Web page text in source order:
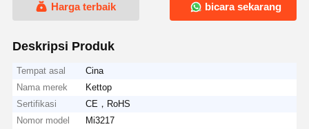
Harga terbaik bicara sekarang
Deskripsi Produk
Tempat asal
Cina
Nama merek
Kettop
Sertifikasi
CE，RoHS
Nomor model
Mi3217